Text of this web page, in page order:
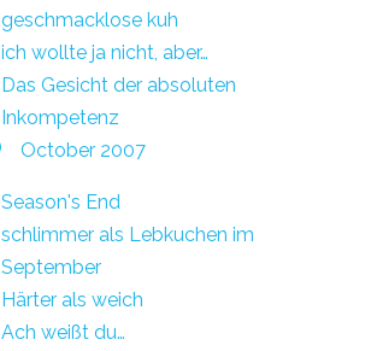
geschmacklose kuh
ich wollte ja nicht, aber…
Das Gesicht der absoluten
Inkompetenz
October 2007
Season's End
schlimmer als Lebkuchen im
September
Härter als weich
Ach weißt du…